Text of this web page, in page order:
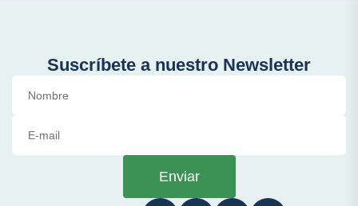
Suscríbete a nuestro Newsletter
Enviar